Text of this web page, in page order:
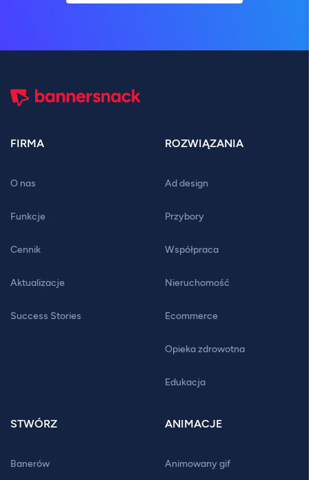
FIRMA
O nas
Funkcje
Cennik
Aktualizacje
Success Stories
ROZWIĄZANIA
Ad design
Przybory
Współpraca
Nieruchomość
Ecommerce
Opieka zdrowotna
Edukacja
STWÓRZ
Banerów
ANIMACJE
Animowany gif